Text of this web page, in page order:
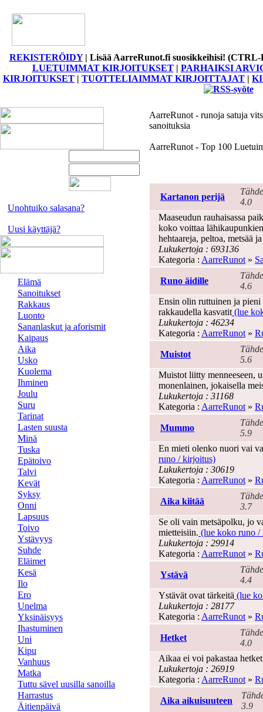
REKISTERÖIDY| Lisää AarreRunot.fi suosikkeihisi!
LUETUIMMAT KIRJOITUKSET| PARHAIKSI
KIRJOITUKSET | TUOTTELIAIMMAT KIRJOITTAJAT |
Unohtuiko salasana?
Uusi käyttäjä?
Elämä
Sanoitukset
Rakkaus
Luonto
Sananlaskut ja aforismit
Kaipaus
Aika
Usko
Kuolema
Ihminen
Joulu
Suru
Tarinat
Lasten suusta
Minä
Tuska
Epätoivo
Talvi
Kevät
Syksy
Onni
Lapsuus
Toivo
Ystävyys
Suhde
Eläimet
Kesä
Ilo
Ero
Unelma
Yksinäisyys
Ihastuminen
Uni
Kipu
Vanhuus
Matka
Tuttu sävel uusilla sanoilla
Harrastus
Äitienpäivä
AarreRunot - runoja satuja
sanoituksia
AarreRunot - Top 100
Kartanon perijä
4.0
Maaseudun rauhaisassa
koko voittaa
hehtaareja, peltoa, metsää
Lukukertoja : 693136
Kategoria : AarreRunot »
Runo äidille
4.6
Ensin olin ruttuinen ja
rakkaudella kasvatit (lue
Lukukertoja : 46234
Kategoria : AarreRunot »
Muistot
5.6
Muistot liitty menneeseen,
monenlainen, jokaisella
Lukukertoja : 31168
Kategoria : AarreRunot »
Mummo
5.9
En mieti olenko nuori vai
runo / kirjoitus)
Lukukertoja : 30619
Kategoria : AarreRunot »
Aika kiitää
3.7
Se oli vain metsäpolku, jo
mietteisiin. (lue koko runo /
Lukukertoja : 29914
Kategoria : AarreRunot »
Ystävä
4.4
Ystävät ovat tärkeitä (lue
Lukukertoja : 28177
Kategoria : AarreRunot »
Hetket
4.0
Aikaa ei voi pakastaa
Lukukertoja : 26919
Kategoria : AarreRunot »
Aika aikuisuuteen
3.9